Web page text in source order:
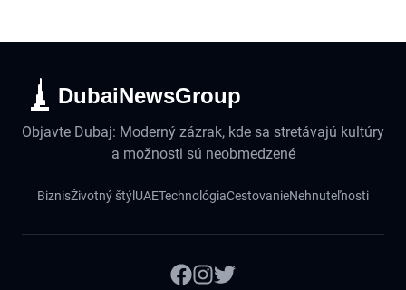
DubaiNewsGroup
Objavte Dubaj: Moderný zázrak, kde sa stretávajú kultúry
a možnosti sú neobmedzené
BiznisŽivotný štýl UAETechnológiaCestovanieNehnuteľnosti